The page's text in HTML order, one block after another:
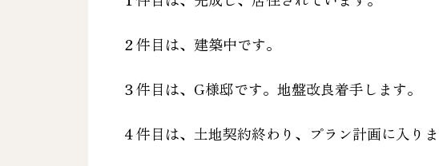
２件目は、建築中です。
３件目は、 G様邸です。地盤改良着手します。
４件目は、土地契約終わり、プラン計画に入りま